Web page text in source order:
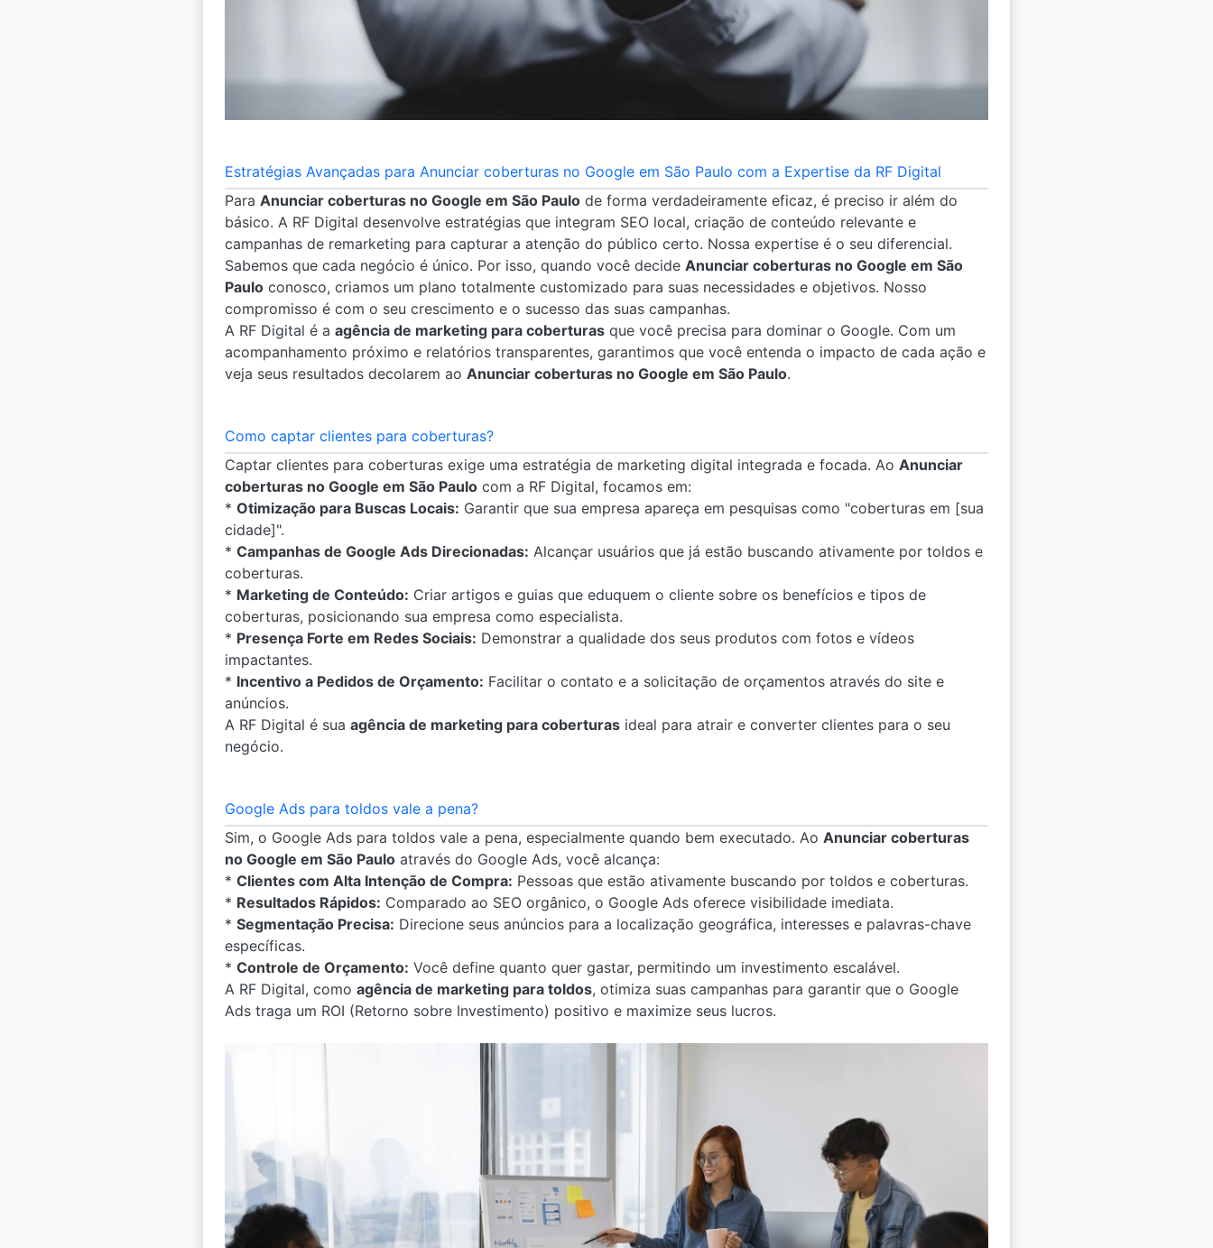
Estratégias Avançadas para Anunciar coberturas no Google em São Paulo com a Expertise da RF Digital
Para Anunciar coberturas no Google em São Paulo de forma verdadeiramente eficaz, é preciso ir além do
básico. A RF Digital desenvolve estratégias que integram SEO local, criação de conteúdo relevante e
campanhas de remarketing para capturar a atenção do público certo. Nossa expertise é o seu diferencial.
Sabemos que cada negócio é único. Por isso, quando você decide Anunciar coberturas no Google em São
Paulo conosco, criamos um plano totalmente customizado para suas necessidades e objetivos. Nosso
compromisso é com o seu crescimento e o sucesso das suas campanhas.
A RF Digital é a agência de marketing para coberturas que você precisa para dominar o Google. Com um
acompanhamento próximo e relatórios transparentes, garantimos que você entenda o impacto de cada ação e
veja seus resultados decolarem ao Anunciar coberturas no Google em São Paulo.
Como captar clientes para coberturas?
Captar clientes para coberturas exige uma estratégia de marketing digital integrada e focada. Ao Anunciar
coberturas no Google em São Paulo com a RF Digital, focamos em:
* Otimização para Buscas Locais: Garantir que sua empresa apareça em pesquisas como "coberturas em [sua
cidade]".
* Campanhas de Google Ads Direcionadas: Alcançar usuários que já estão buscando ativamente por toldos e
coberturas.
* Marketing de Conteúdo: Criar artigos e guias que eduquem o cliente sobre os benefícios e tipos de
coberturas, posicionando sua empresa como especialista.
* Presença Forte em Redes Sociais: Demonstrar a qualidade dos seus produtos com fotos e vídeos
impactantes.
* Incentivo a Pedidos de Orçamento: Facilitar o contato e a solicitação de orçamentos através do site e
anúncios.
A RF Digital é sua agência de marketing para coberturas ideal para atrair e converter clientes para o seu
negócio.
Google Ads para toldos vale a pena?
Sim, o Google Ads para toldos vale a pena, especialmente quando bem executado. Ao Anunciar coberturas
no Google em São Paulo através do Google Ads, você alcança:
* Clientes com Alta Intenção de Compra: Pessoas que estão ativamente buscando por toldos e coberturas.
* Resultados Rápidos: Comparado ao SEO orgânico, o Google Ads oferece visibilidade imediata.
* Segmentação Precisa: Direcione seus anúncios para a localização geográfica, interesses e palavras-chave
específicas.
* Controle de Orçamento: Você define quanto quer gastar, permitindo um investimento escalável.
A RF Digital, como agência de marketing para toldos, otimiza suas campanhas para garantir que o Google
Ads traga um ROI (Retorno sobre Investimento) positivo e maximize seus lucros.